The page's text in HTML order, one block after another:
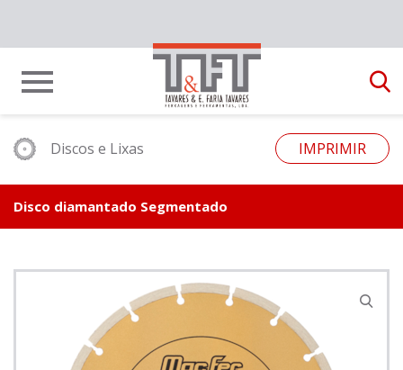
Discos e Lixas IMPRIMIR
Disco diamantado Segmentado